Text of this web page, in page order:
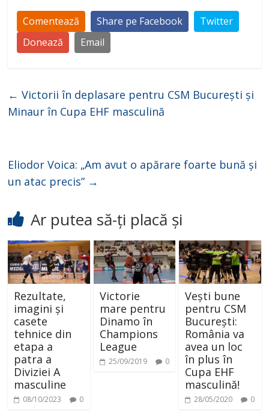
Comentează Share pe Facebook
Twitter
Donează
Email
← Victorii în deplasare pentru CSM București și
Minaur în Cupa EHF masculină
Eliodor Voica: „Am avut o apărare foarte bună și
un atac precis” →
Ar putea să-ți placă și
Rezultate,
imagini și
casete
tehnice din
etapa a
patra a
Diviziei A
masculine
08/10/2023 0
Victorie
mare pentru
Dinamo în
Champions
League
25/09/2019 0
Vești bune
pentru CSM
București:
România va
avea un loc
în plus în
Cupa EHF
masculină!
28/05/2020 0